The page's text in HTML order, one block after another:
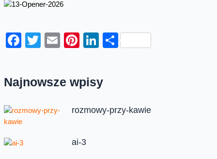
Facebook
Twitter
EmailPinterest
LinkedIn
Share
Najnowsze wpisy
rozmowy-przy-kawie
ai-3